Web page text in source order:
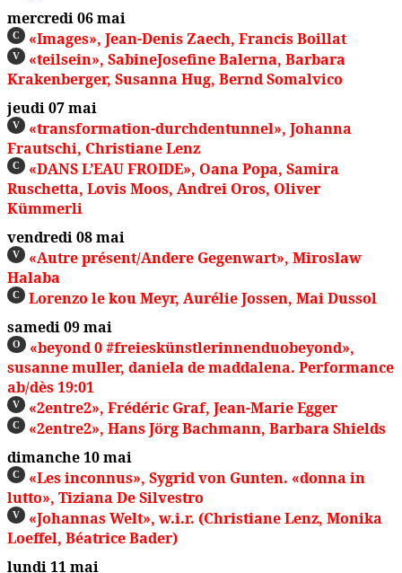
mercredi 06 mai
C «Images», Jean-Denis Zaech, Francis Boillat
V
«teilsein», SabineJosefine Balerna, Barbara
Krakenberger, Susanna Hug, Bernd Somalvico
jeudi 07 mai
V
«transformation-durchdentunnel», Johanna
Frautschi, Christiane Lenz
C
«DANS L’EAU FROIDE», Oana Popa, Samira
Ruschetta, Lovis Moos, Andrei Oros, Oliver
Kümmerli
vendredi 08 mai
V
«Autre présent/Andere Gegenwart», Miroslaw
Halaba
C
Lorenzo le kou Meyr, Aurélie Jossen, Mai Dussol
samedi 09 mai
O
«beyond 0 #freieskünstlerin­nenduobeyond»,
susanne muller, daniela de maddalena. Performance
ab/dès 19:01
V «2entre2», Frédéric Graf, Jean-Marie Egger
C
«2entre2», Hans Jörg Bachmann, Barbara Shields
dimanche 10 mai
C
«Les inconnus», Sygrid von Gunten. «donna in
lutto», Tiziana De Silvestro
V
«Johannas Welt», w.i.r. (Christiane Lenz, Monika
Loeffel, Béatrice Bader)
lundi 11 mai